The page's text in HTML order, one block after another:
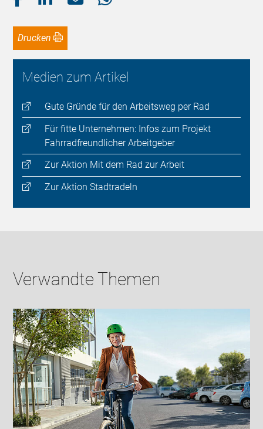
Drucken
Medien zum Artikel
Gute Gründe für den Arbeitsweg per Rad
Für fitte Unternehmen: Infos zum Projekt
Fahrradfreundlicher Arbeitgeber
Zur Aktion Mit dem Rad zur Arbeit
Zur Aktion Stadtradeln
Verwandte Themen